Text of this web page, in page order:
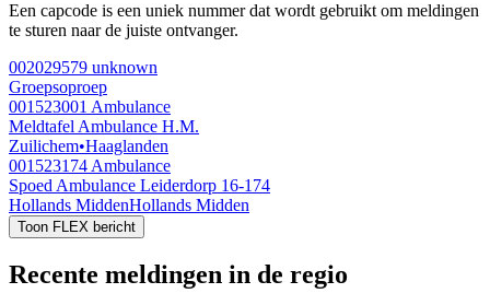
Een capcode is een uniek nummer dat wordt gebruikt om meldingen
te sturen naar de juiste ontvanger.
002029579 unknown
Groepsoproep
001523001 Ambulance
Meldtafel Ambulance H.M.
Zuilichem•Haaglanden
001523174 Ambulance
Spoed Ambulance Leiderdorp 16-174
Hollands MiddenHollands Midden
Toon FLEX bericht
Recente meldingen in de regio